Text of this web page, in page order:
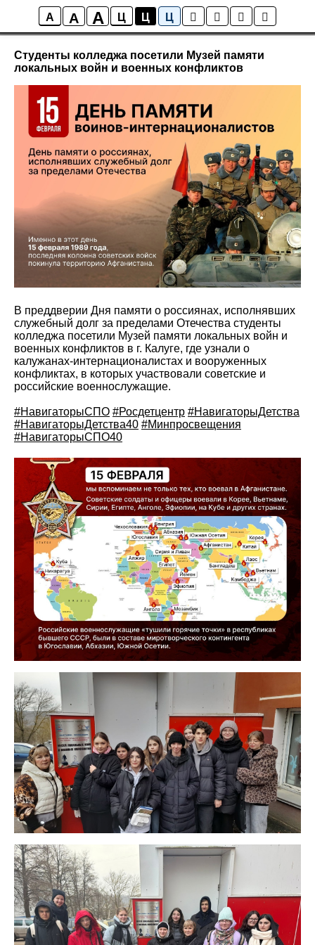
A A A Ц Ц Ц
Новости
Студенты колледжа посетили Музей памяти
локальных войн и военных конфликтов
В преддверии Дня памяти о россиянах, исполнявших
служебный долг за пределами Отечества студенты
колледжа посетили Музей памяти локальных войн и
военных конфликтов в г. Калуге, где узнали о
калужанах-интернационалистах и вооруженных
конфликтах, в которых участвовали советские и
российские военнослужащие.
#НавигаторыСПО #Росдетцентр #НавигаторыДетства
#НавигаторыДетства40 #Минпросвещения
#НавигаторыСПО40